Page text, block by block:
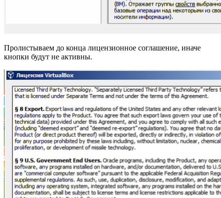
Пролистываем до конца лицензионное соглашение, иначе
кнопки будут не активны.